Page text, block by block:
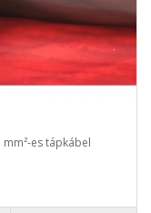
es tápkábel